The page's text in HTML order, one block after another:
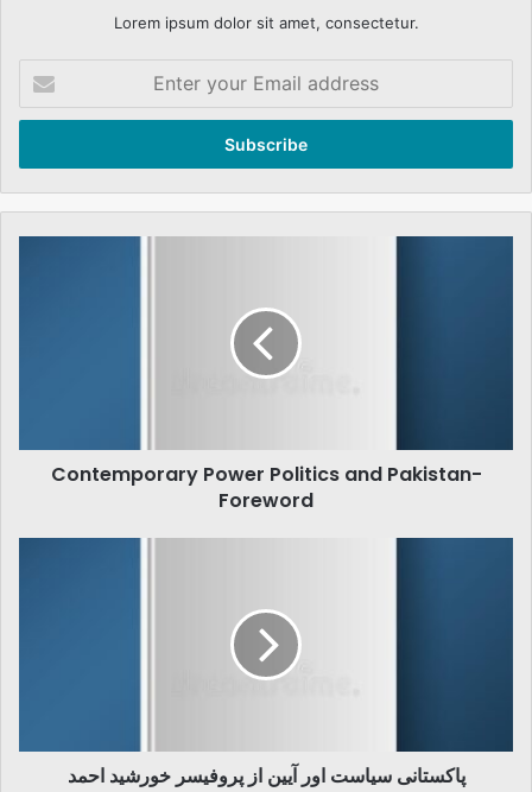
Lorem ipsum dolor sit amet, consectetur.
your
Email
Contemporary Power Politics and Pakistan-
Foreword
پاکستانی سیاست اور آیین از پروفیسر خورشید احمد